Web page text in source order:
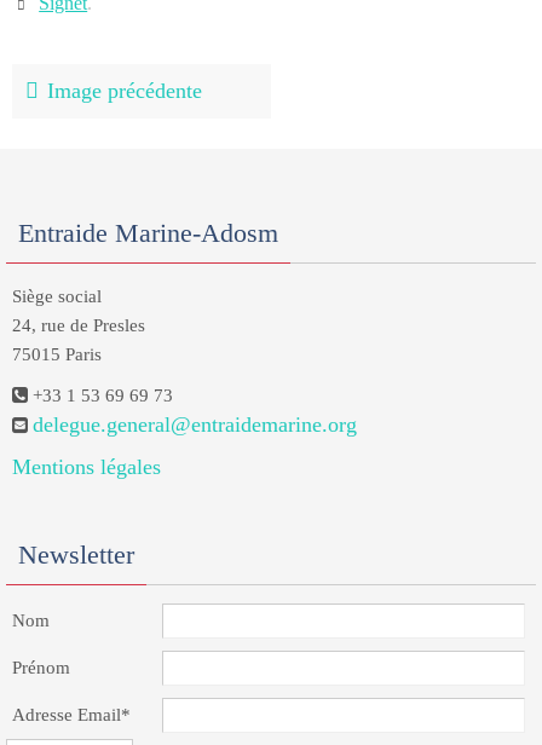
Image précédente
Entraide Marine-Adosm
Siège social
24, rue de Presles
75015 Paris
+33 1 53 69 69 73
delegue.general@entraidemarine.org
Mentions légales
Newsletter
Nom
Prénom
Adresse Email*